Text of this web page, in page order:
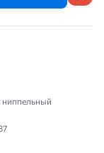
ниппельный